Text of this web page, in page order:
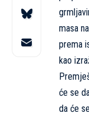
masa
prema
kao
će se
da će